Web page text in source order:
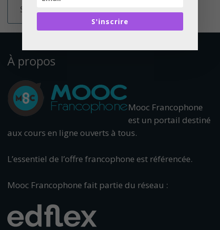
À propos
Mooc Francophone
est un portail destiné
aux cours en ligne ouverts à tous.
L’essentiel de l’offre francophone est référencée.
Mooc Francophone fait partie du réseau :
S'inscrire